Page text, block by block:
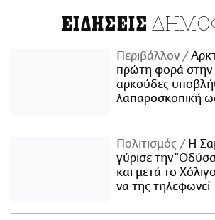
ΕΙΔΗΣΕΙΣ
Περιβάλλον
πρώτη φορά στην
αρκούδες
λαπαροσκοπική
Πολιτισμός
Η
γύρισε την
και μετά το
να της τηλεφωνεί